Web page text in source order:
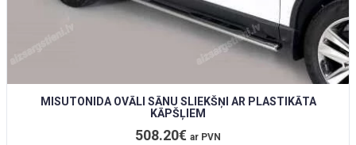
MISUTONIDA OVĀLI SĀNU SLIEKŠŅI AR PLASTIKĀTA
KĀPŠĻIEM
508.20€ ar PVN